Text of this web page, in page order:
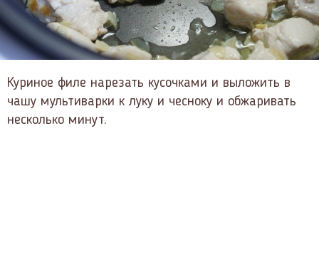
Куриное филе нарезать кусочками и выложить в
чашу мультиварки к луку и чесноку и обжаривать
несколько минут.